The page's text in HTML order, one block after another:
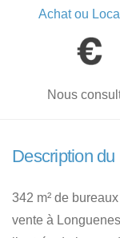
Achat ou
Nous
Description du
342 m² de
vente à